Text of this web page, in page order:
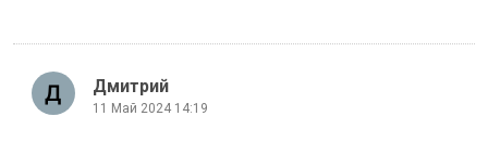
Дмитрий
11 Май 2024 14:19